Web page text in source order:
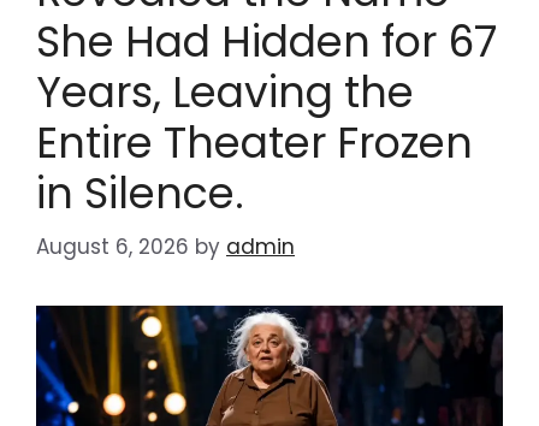
She Had Hidden for 67
Years, Leaving the
Entire Theater Frozen
in Silence.
August 6, 2026 by admin